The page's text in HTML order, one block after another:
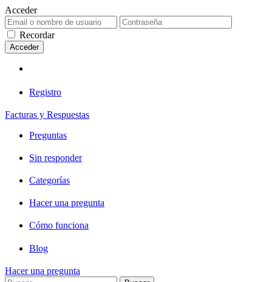
Acceder
Recordar
Registro
Facturas y Respuestas
Preguntas
Sin responder
Categorías
Hacer una pregunta
Cómo funciona
Blog
Hacer una pregunta